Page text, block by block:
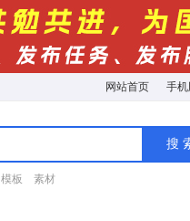
网站首页 手机
模板 素材